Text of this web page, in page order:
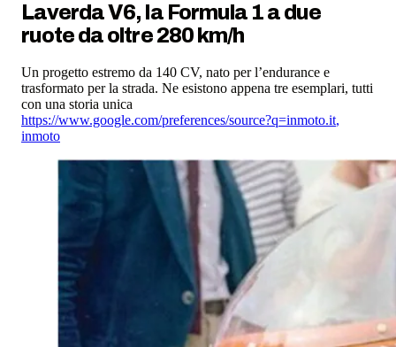
Laverda V6, la Formula 1 a due
ruote da oltre 280 km/h
Un progetto estremo da 140 CV, nato per l’endurance e
trasformato per la strada. Ne esistono appena tre esemplari, tutti
con una storia unica
https://www.google.com/preferences/source?q=inmoto.it,
inmoto